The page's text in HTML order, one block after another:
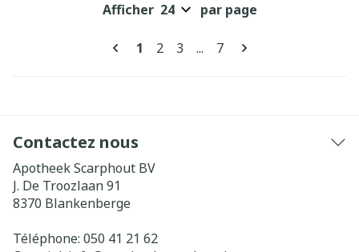
Pages
Vous lisez actuellement la page
1 Page
2 Page
3 ... Page
7
Afficher par page
Contactez nous
Apotheek Scarphout BV
J. De Troozlaan 91
8370 Blankenberge
Téléphone: 050 41 21 62